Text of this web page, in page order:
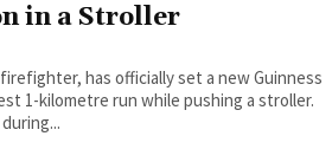
in a Stroller
has officially set a new Guinness
1-kilometre run while pushing a stroller.